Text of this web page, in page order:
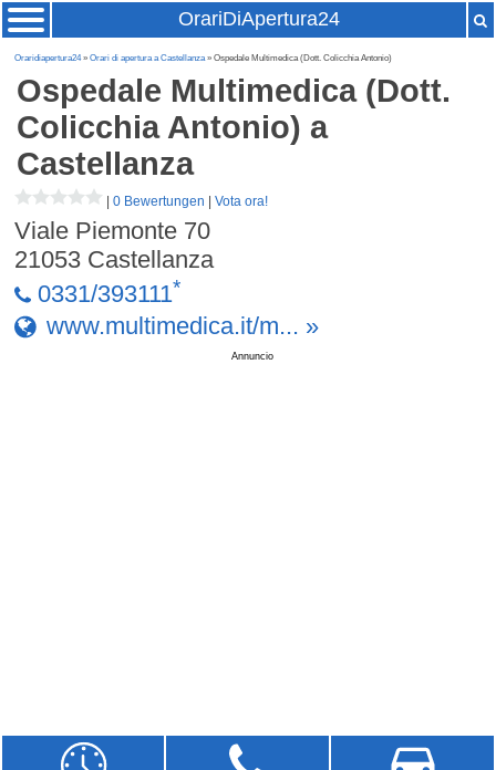
OrariDiApertura24
Oraridiapertura24»Orari di apertura a Castellanza» Ospedale Multimedica (Dott. Colicchia Antonio)
Ospedale Multimedica (Dott.
Colicchia Antonio) a
Castellanza
|0 Bewertungen |Vota ora!
Viale Piemonte 70
21053 Castellanza
0331/393111*
www.multimedica.it/m... »
Annuncio